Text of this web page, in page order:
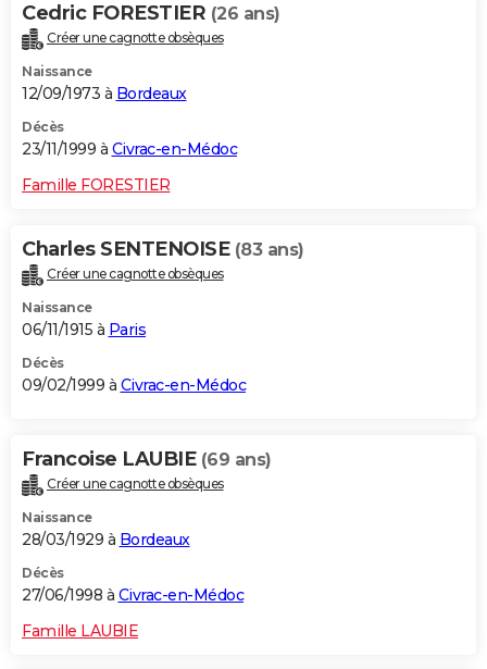
Cedric FORESTIER (26 ans)
Créer une cagnotte obsèques
Naissance
12/09/1973 à Bordeaux
Décès
23/11/1999 à Civrac-en-Médoc
Famille FORESTIER
Charles SENTENOISE (83 ans)
Créer une cagnotte obsèques
Naissance
06/11/1915 à Paris
Décès
09/02/1999 à Civrac-en-Médoc
Francoise LAUBIE (69 ans)
Créer une cagnotte obsèques
Naissance
28/03/1929 à Bordeaux
Décès
27/06/1998 à Civrac-en-Médoc
Famille LAUBIE